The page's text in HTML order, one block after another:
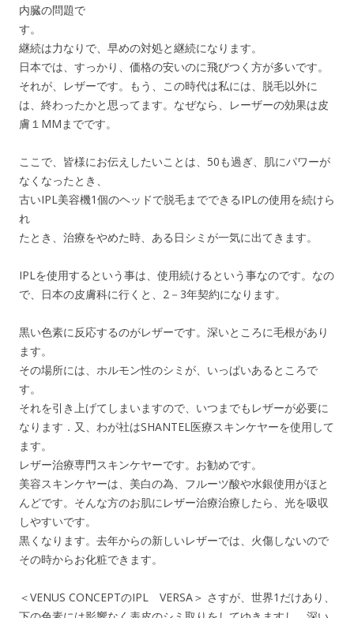
内臓の問題で
す。
継続は力なりで、早めの対処と継続になります。
日本では、すっかり、価格の安いのに飛びつく方が多いです。
それが、レザーです。もう、この時代は私には、脱毛以外に
は、終わったかと思ってます。なぜなら、レーザーの効果は皮
膚１MMまでです。
ここで、皆様にお伝えしたいことは、50も過ぎ、肌にパワーが
なくなったとき、
古いIPL美容機1個のヘッドで脱毛までできるIPLの使用を続けら
れ
たとき、治療をやめた時、ある日シミが一気に出てきます。
IPLを使用するという事は、使用続けるという事なのです。なの
で、日本の皮膚科に行くと、2－3年契約になります。
黒い色素に反応するのがレザーです。深いところに毛根があり
ます。
その場所には、ホルモン性のシミが、いっぱいあるところで
す。
それを引き上げてしまいますので、いつまでもレザーが必要に
なります．又、わが社はSHANTEL医療スキンケヤーを使用して
ます。
レザー治療専門スキンケヤーです。お勧めです。
美容スキンケヤーは、美白の為、フルーツ酸や水銀使用がほと
んどです。そんな方のお肌にレザー治療治療したら、光を吸収
しやすいです。
黒くなります。去年からの新しいレザーでは、火傷しないので
その時からお化粧できます。
＜VENUS CONCEPTのIPL VERSA＞ さすが、世界1だけあり、